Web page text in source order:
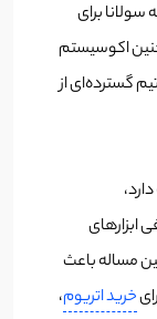
برای
اکوسیستم
گسترده‌ای از
ابزارهای
مساله باعث
خرید اتریوم،